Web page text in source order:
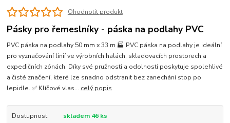
Ohodnotit produkt
Pásky pro řemeslníky - páska na podlahy PVC
PVC páska na podlahy 50 mm x 33 m 🏭 PVC páska na podlahy je ideální
pro vyznačování linií ve výrobních halách, skladovacích prostorech a
expedičních zónách. Díky své pružnosti a odolnosti poskytuje spolehlivé
a čisté značení, které lze snadno odstranit bez zanechání stop po
lepidle. ✅ Klíčové vlas... celý popis
Dostupnost
skladem 46 ks